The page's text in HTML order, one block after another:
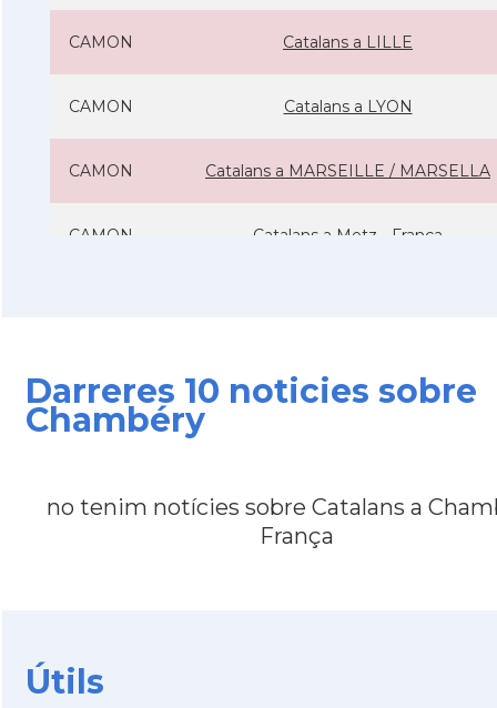
CAMON Catalans a LILLE
CAMON Catalans a LYON
CAMON Catalans a MARSEILLE / MARSELLA
CAMON Catalans a Metz - França
CAMON
CAMON
Darreres 10 noticies sobre
Chambéry
no tenim notícies sobre Catalans a
França
Útils